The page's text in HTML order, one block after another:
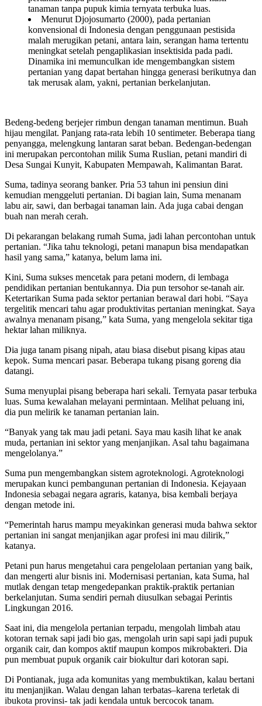
tanaman tanpa pupuk kimia ternyata terbuka luas.
Menurut Djojosumarto (2000), pada pertanian
konvensional di Indonesia dengan penggunaan pestisida
malah merugikan petani, antara lain, serangan hama tertentu
meningkat setelah pengaplikasian insektisida pada padi.
Dinamika ini memunculkan ide mengembangkan sistem
pertanian yang dapat bertahan hingga generasi berikutnya dan
tak merusak alam, yakni, pertanian berkelanjutan.
Bedeng-bedeng berjejer rimbun dengan tanaman mentimun. Buah
hijau mengilat. Panjang rata-rata lebih 10 sentimeter. Beberapa tiang
penyangga, melengkung lantaran sarat beban. Bedengan-bedengan
ini merupakan percontohan milik Suma Ruslian, petani mandiri di
Desa Sungai Kunyit, Kabupaten Mempawah, Kalimantan Barat.
Suma, tadinya seorang banker. Pria 53 tahun ini pensiun dini
kemudian menggeluti pertanian. Di bagian lain, Suma menanam
labu air, sawi, dan berbagai tanaman lain. Ada juga cabai dengan
buah nan merah cerah.
Di pekarangan belakang rumah Suma, jadi lahan percontohan untuk
pertanian. “Jika tahu teknologi, petani manapun bisa mendapatkan
hasil yang sama,” katanya, belum lama ini.
Kini, Suma sukses mencetak para petani modern, di lembaga
pendidikan pertanian bentukannya. Dia pun tersohor se-tanah air.
Ketertarikan Suma pada sektor pertanian berawal dari hobi. “Saya
tergelitik mencari tahu agar produktivitas pertanian meningkat. Saya
awalnya menanam pisang,” kata Suma, yang mengelola sekitar tiga
hektar lahan miliknya.
Dia juga tanam pisang nipah, atau biasa disebut pisang kipas atau
kepok. Suma mencari pasar. Beberapa tukang pisang goreng dia
datangi.
Suma menyuplai pisang beberapa hari sekali. Ternyata pasar terbuka
luas. Suma kewalahan melayani permintaan. Melihat peluang ini,
dia pun melirik ke tanaman pertanian lain.
“Banyak yang tak mau jadi petani. Saya mau kasih lihat ke anak
muda, pertanian ini sektor yang menjanjikan. Asal tahu bagaimana
mengelolanya.”
Suma pun mengembangkan sistem agroteknologi. Agroteknologi
merupakan kunci pembangunan pertanian di Indonesia. Kejayaan
Indonesia sebagai negara agraris, katanya, bisa kembali berjaya
dengan metode ini.
“Pemerintah harus mampu meyakinkan generasi muda bahwa sektor
pertanian ini sangat menjanjikan agar profesi ini mau dilirik,”
katanya.
Petani pun harus mengetahui cara pengelolaan pertanian yang baik,
dan mengerti alur bisnis ini. Modernisasi pertanian, kata Suma, hal
mutlak dengan tetap mengedepankan praktik-praktik pertanian
berkelanjutan. Suma sendiri pernah diusulkan sebagai Perintis
Lingkungan 2016.
Saat ini, dia mengelola pertanian terpadu, mengolah limbah atau
kotoran ternak sapi jadi bio gas, mengolah urin sapi sapi jadi pupuk
organik cair, dan kompos aktif maupun kompos mikrobakteri. Dia
pun membuat pupuk organik cair biokultur dari kotoran sapi.
Di Pontianak, juga ada komunitas yang membuktikan, kalau bertani
itu menjanjikan. Walau dengan lahan terbatas–karena terletak di
ibukota provinsi- tak jadi kendala untuk bercocok tanam.